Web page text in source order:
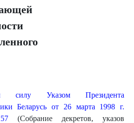
силу Указом Президента
Беларусь от 26 марта 1998 г.
(Собрание декретов, указов